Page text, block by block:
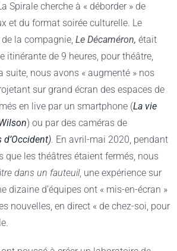
Spirale cherche à « déborder » de
et du format soirée culturelle. Le
la compagnie, Le Décaméron, était
itinérante de 9 heures, pour théâtre,
suite, nous avons « augmenté » nos
sur grand écran des espaces de
en live par un smartphone (La vie
) ou par des caméras de
d’Occident). En avril-mai 2020, pendant
que les théâtres étaient fermés, nous
dans un fauteuil, une expérience sur
dizaine d’équipes ont « mis-en-écran »
nouvelles, en direct « de chez-soi, pour